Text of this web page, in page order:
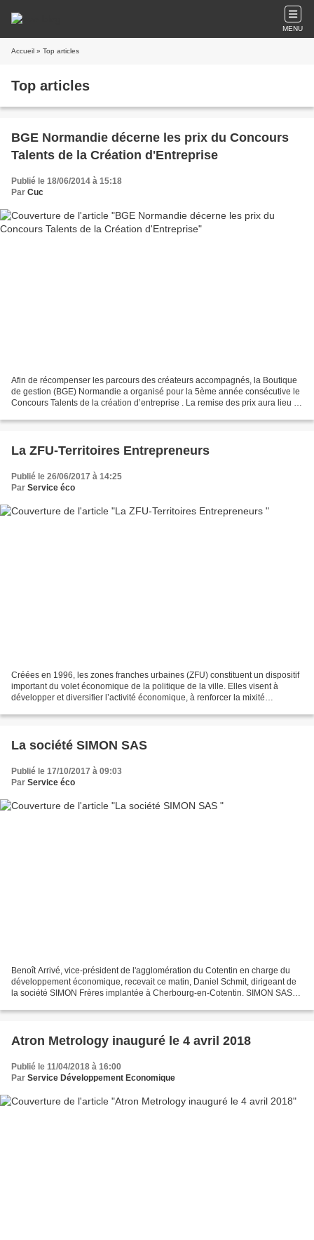
MENU
Accueil » Top articles
Top articles
BGE Normandie décerne les prix du Concours
Talents de la Création d'Entreprise
Publié le 18/06/2014 à 15:18
Par Cuc
Afin de récompenser les parcours des créateurs accompagnés, la Boutique
de gestion (BGE) Normandie a organisé pour la 5ème année consécutive le
Concours Talents de la création d’entreprise . La remise des prix aura lieu le
La ZFU-Territoires Entrepreneurs
Publié le 26/06/2017 à 14:25
Par Service éco
Créées en 1996, les zones franches urbaines (ZFU) constituent un dispositif
important du volet économique de la politique de la ville. Elles visent à
développer et diversifier l’activité économique, à renforcer la mixité
La société SIMON SAS
Publié le 17/10/2017 à 09:03
Par Service éco
Benoît Arrivé, vice-président de l'agglomération du Cotentin en charge du
développement économique, recevait ce matin, Daniel Schmit, dirigeant de
la société SIMON Frères implantée à Cherbourg-en-Cotentin. SIMON SAS
Atron Metrology inauguré le 4 avril 2018
Publié le 11/04/2018 à 16:00
Par Service Développement Economique